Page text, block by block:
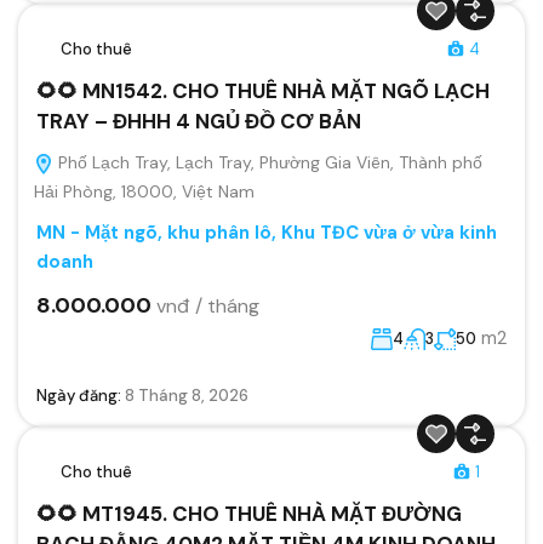
Cho thuê 4
🌻🌻 MN1542. CHO THUÊ NHÀ MẶT NGÕ LẠCH
TRAY – ĐHHH 4 NGỦ ĐỒ CƠ BẢN
Phố Lạch Tray, Lạch Tray, Phường Gia Viên, Thành phố
Hải Phòng, 18000, Việt Nam
MN - Mặt ngõ, khu phân lô, Khu TĐC vừa ở vừa kinh
doanh
8.000.000 vnđ / tháng
4 3 50 m2
Ngày đăng: 8 Tháng 8, 2026
Cho thuê 1
🌻🌻 MT1945. CHO THUÊ NHÀ MẶT ĐƯỜNG